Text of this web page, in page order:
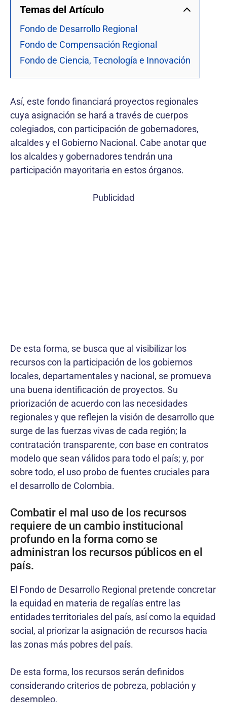
Temas del Artículo
Fondo de Desarrollo Regional
Fondo de Compensación Regional
Fondo de Ciencia, Tecnología e Innovación
Así, este fondo financiará proyectos regionales
cuya asignación se hará a través de cuerpos
colegiados, con participación de gobernadores,
alcaldes y el Gobierno Nacional. Cabe anotar que
los alcaldes y gobernadores tendrán una
participación mayoritaria en estos órganos.
Publicidad
De esta forma, se busca que al visibilizar los
recursos con la participación de los gobiernos
locales, departamentales y nacional, se promueva
una buena identificación de proyectos. Su
priorización de acuerdo con las necesidades
regionales y que reflejen la visión de desarrollo que
surge de las fuerzas vivas de cada región; la
contratación transparente, con base en contratos
modelo que sean válidos para todo el país; y, por
sobre todo, el uso probo de fuentes cruciales para
el desarrollo de Colombia.
Combatir el mal uso de los recursos
requiere de un cambio institucional
profundo en la forma como se
administran los recursos públicos en el
país.
El Fondo de Desarrollo Regional pretende concretar
la equidad en materia de regalías entre las
entidades territoriales del país, así como la equidad
social, al priorizar la asignación de recursos hacia
las zonas más pobres del país.
De esta forma, los recursos serán definidos
considerando criterios de pobreza, población y
desempleo.